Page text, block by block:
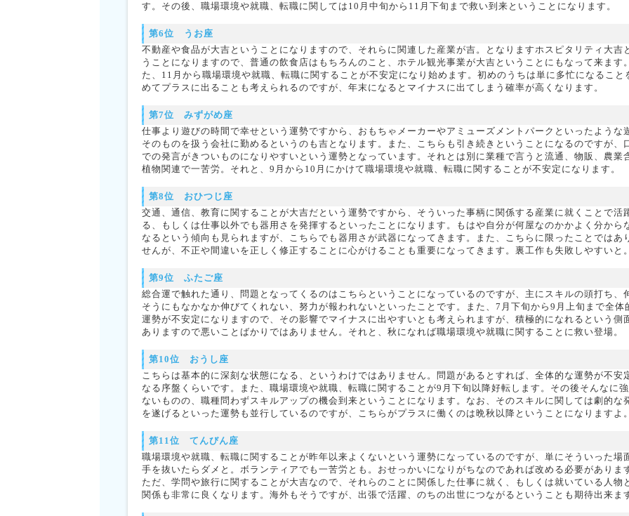
す。その後、職場環境や就職、転職に関しては10月中旬から11月下旬まで救い到来ということになります。
第6位 うお座
不動産や食品が大吉ということになりますので、それらに関連した産業が吉。となりますホスピタリティ大吉
うことになりますので、普通の飲食店はもちろんのこと、ホテル観光事業が大吉ということにもなって来ます
た、11月から職場環境や就職、転職に関することが不安定になり始めます。初めのうちは単に多忙になること
めてプラスに出ることも考えられるのですが、年末になるとマイナスに出てしまう確率が高くなります。
第7位 みずがめ座
仕事より遊びの時間で幸せという運勢ですから、おもちゃメーカーやアミューズメントパークといったような
そのものを扱う会社に勤めるというのも吉となります。また、こちらも引き続きということになるのですが、
での発言がきついものになりやすいという運勢となっています。それとは別に業種で言うと流通、物販、農業
植物関連で一苦労。それと、9月から10月にかけて職場環境や就職、転職に関することが不安定になります。
第8位 おひつじ座
交通、通信、教育に関することが大吉だという運勢ですから、そういった事柄に関係する産業に就くことで活
る、もしくは仕事以外でも器用さを発揮するといったことになります。もはや自分が何屋なのかかよく分から
なるという傾向も見られますが、こちらでも器用さが武器になってきます。また、こちらに限ったことではあ
せんが、不正や間違いを正しく修正することに心がけることも重要になってきます。裏工作も失敗しやすいと
第9位 ふたご座
総合運で触れた通り、問題となってくるのはこちらということになっているのですが、主にスキルの頭打ち、
そうにもなかなか伸びてくれない、努力が報われないといったことです。また、7月下旬から9月上旬まで全体
運勢が不安定になりますので、その影響でマイナスに出やすいとも考えられますが、積極的になれるという側
ありますので悪いことばかりではありません。それと、秋になれば職場環境や就職に関することに救い登場。
第10位 おうし座
こちらは基本的に深刻な状態になる、というわけではありません。問題があるとすれば、全体的な運勢が不安
なる序盤くらいです。また、職場環境や就職、転職に関することが9月下旬以降好転します。その後そんなに
ないものの、職種問わずスキルアップの機会到来ということになります。なお、そのスキルに関しては劇的な
を遂げるといった運勢も並行しているのですが、こちらがプラスに働くのは晩秋以降ということになりますよ
第11位 てんびん座
職場環境や就職、転職に関することが昨年以来よくないという運勢になっているのですが、単にそういった場
手を抜いたらダメと。ボランティアでも一苦労とも。おせっかいになりがちなのであれば改める必要がありま
ただ、学問や旅行に関することが大吉なので、それらのことに関係した仕事に就く、もしくは就いている人物
関係も非常に良くなります。海外もそうですが、出張で活躍、のちの出世につながるということも期待出来ま